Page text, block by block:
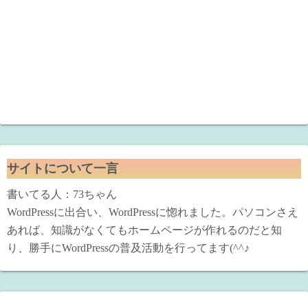
サイトについて一言
書いてる人：73ちゃん
WordPressに出合い、WordPressに惚れました。パソコンさえ
あれば、知識がなくてもホームページが作れるのだと知
り、勝手にWordPressの普及活動を行ってます(^^♪